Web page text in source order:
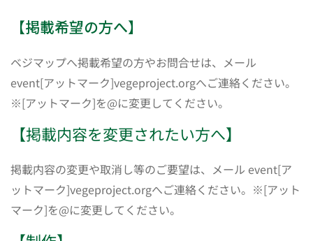
【掲載希望の方へ】
ベジマップへ掲載希望の方やお問合せは、メール
event[アットマーク]vegeproject.orgへご連絡ください。
※[アットマーク]を@に変更してください。
【掲載内容を変更されたい方へ】
掲載内容の変更や取消し等のご要望は、メール event[ア
ットマーク]vegeproject.orgへご連絡ください。※[アット
マーク]を@に変更してください。